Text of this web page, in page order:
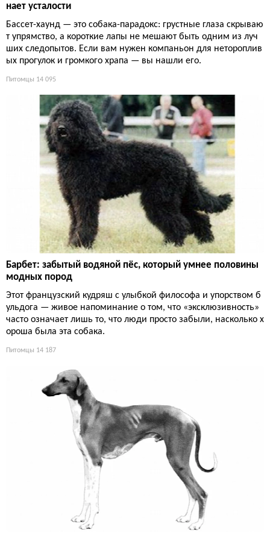
нает усталости
Бассет-хаунд — это собака-парадокс: грустные глаза скрываю
т упрямство, а короткие лапы не мешают быть одним из луч
ших следопытов. Если вам нужен компаньон для нетороплив
ых прогулок и громкого храпа — вы нашли его.
Питомцы 14 095
Барбет: забытый водяной пёс, который умнее половины
модных пород
Этот французский кудряш с улыбкой философа и упорством б
ульдога — живое напоминание о том, что «эксклюзивность»
часто означает лишь то, что люди просто забыли, насколько х
ороша была эта собака.
Питомцы 14 187